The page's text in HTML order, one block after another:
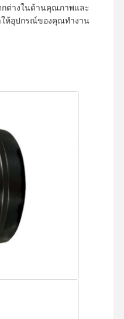
กต่างในด้านคุณภาพและ
ห้อุปกรณ์ของคุณทำงาน